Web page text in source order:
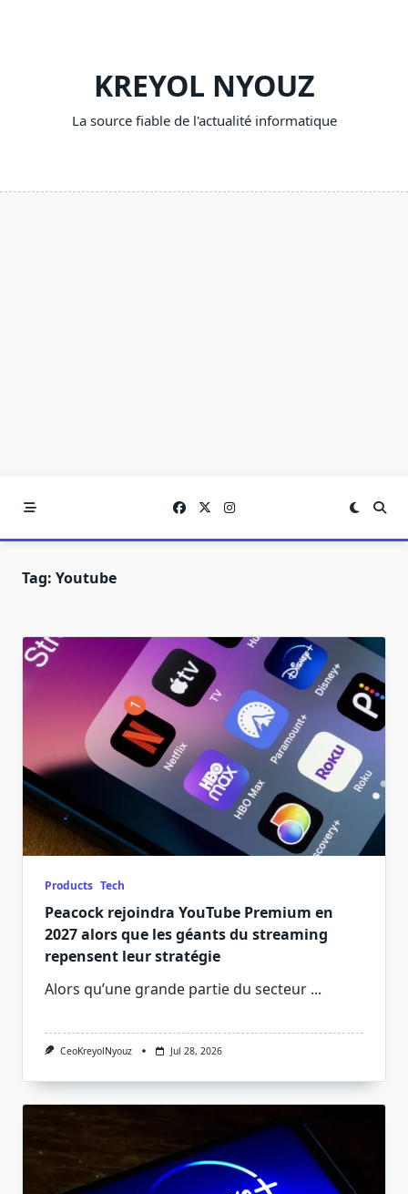
KREYOL NYOUZ
La source fiable de l'actualité informatique
Tag: Youtube
Products Tech
Peacock rejoindra YouTube Premium en
2027 alors que les géants du streaming
repensent leur stratégie
Alors qu’une grande partie du secteur ...
CeoKreyolNyouz Jul 28, 2026